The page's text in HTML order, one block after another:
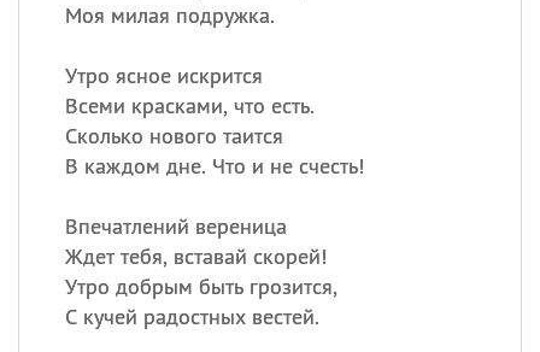
Моя милая подружка.
Утро ясное искрится
Всеми красками, что есть.
Сколько нового таится
В каждом дне. Что и не счесть!
Впечатлений вереница
Ждет тебя, вставай скорей!
Утро добрым быть грозится,
С кучей радостных вестей.